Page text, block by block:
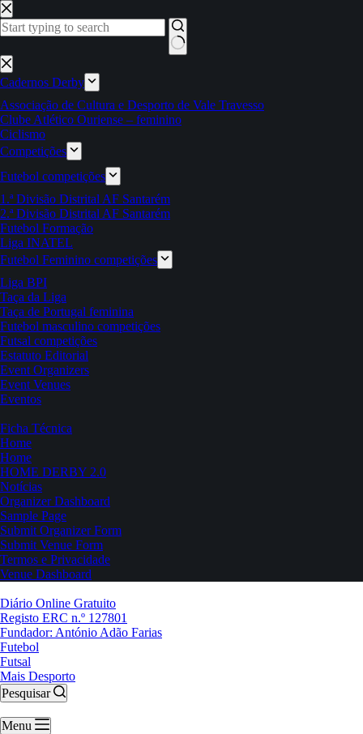
Pular
para
o
Sem
resultados
Cadernos Derby
Associação de Cultura e Desporto de Vale Travesso
Clube Atlético Ouriense – feminino
Ciclismo
Competições
Futebol competições
1.ª Divisão Distrital AF Santarém
2.ª Divisão Distrital AF Santarém
Futebol Formação
Liga INATEL
Futebol Feminino competições
Liga BPI
Taça da Liga
Taça de Portugal feminina
Futebol masculino competições
Futsal competições
Estatuto Editorial
Event Organizers
Event Venues
Eventos
Ficha Técnica
Home
Home
HOME DERBY 2.0
Notícias
Organizer Dashboard
Sample Page
Submit Organizer Form
Submit Venue Form
Termos e Privacidade
Venue Dashboard
Diário Online Gratuito
Registo ERC n.º 127801
Fundador: António Adão Farias
Futebol
Futsal
Mais Desporto
Pesquisar
Menu